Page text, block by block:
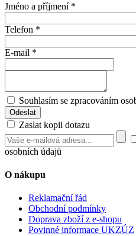
Jméno a příjmení *
Telefon *
E-mail *
Souhlasím se zpracováním
Zaslat kopii dotazu
osobních údajů
O nákupu
Reklamační řád
Obchodní podmínky
Doprava zboží z e-shopu
Povinné informace UKZÚZ